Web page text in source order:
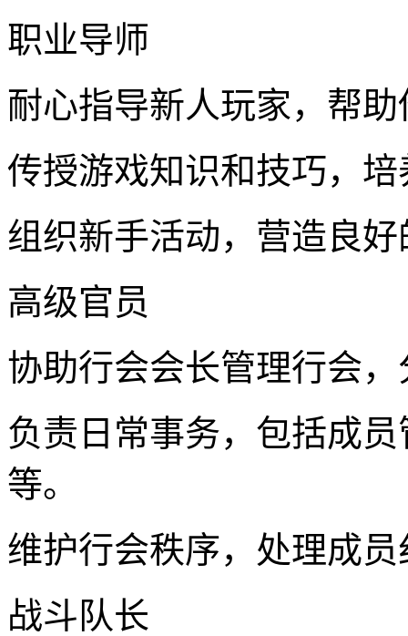
职业导师
耐心指导新人玩家，帮
传授游戏知识和技巧，
组织新手活动，营造良
高级官员
协助行会会长管理行会
负责日常事务，包括成
等。
维护行会秩序，处理成员
战斗队长